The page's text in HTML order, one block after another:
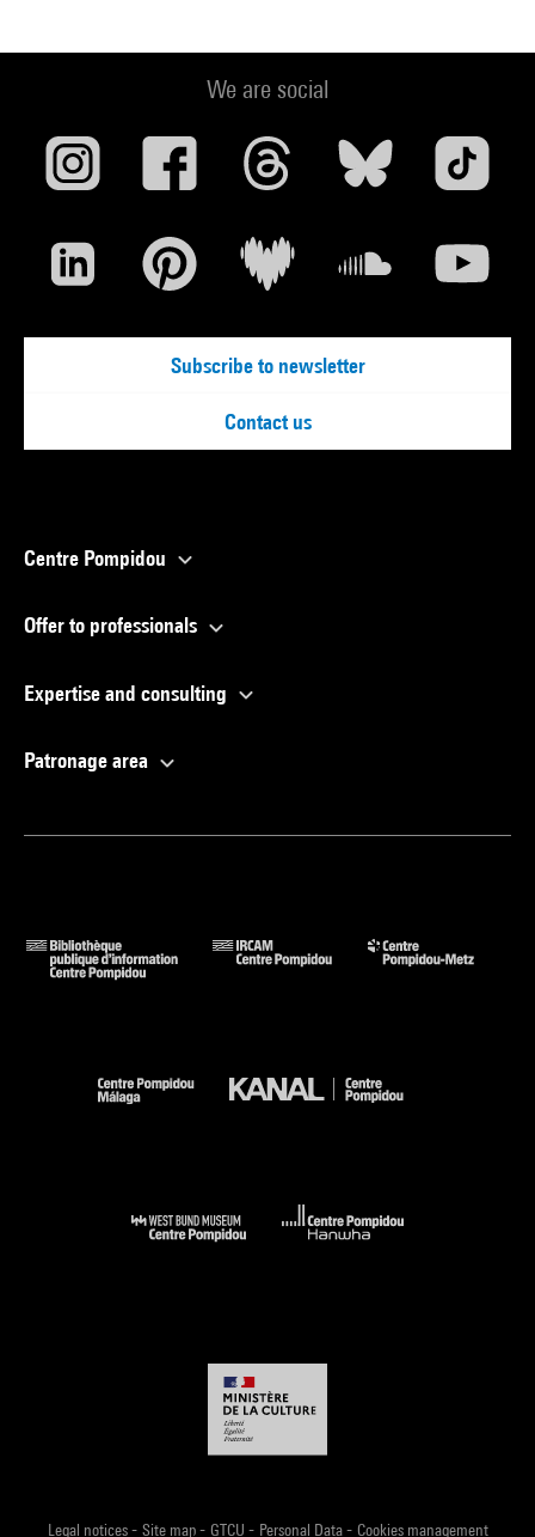
We are social
Subscribe to newsletter
Contact us
Centre Pompidou
Offer to professionals
Expertise and consulting
Patronage area
Legal notices- Site map- GTCU - Personal Data- Cookies management